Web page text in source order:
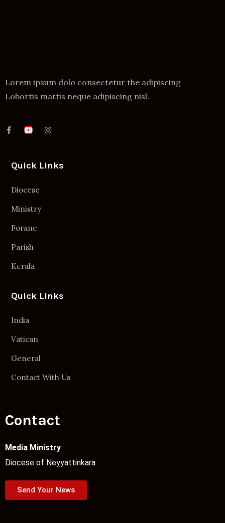
Lorem ipsum dolo consectetur the adipiscing
Lobortis mattis neque adipiscing nisl.
Quick Links
Diocese
Ministry
Forane
Parish
Kerala
Quick Links
India
Vatican
General
Contact With Us
Contact
Media Ministry
Diocese of Neyyattinkara
Send Your News